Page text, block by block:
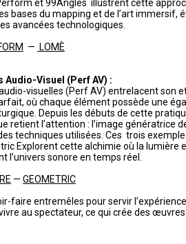
et 99Angles illustrent cette
bases du mapping et de l’art immersif,
avancées technologiques.
— LOMÈ
Audio-Visuel (Perf AV) :
visuelles (Perf AV) entrelacent son
où chaque élément possède une
Depuis les débuts de cette
retient l’attention : l’image génératrice
techniques utilisées. Ces trois exemple
Explorent cette alchimie où la lumière
l’univers sonore en temps réel.
— GEOMETRIC
faire entremêles pour servir
au spectateur, ce qui crée des œuvres